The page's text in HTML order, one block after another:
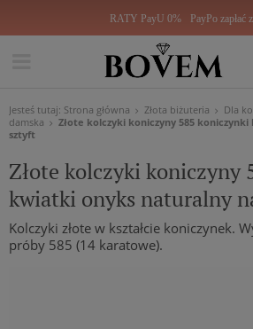
RATY PayU 0% PayPo zapłać
Jesteś tutaj: Strona główna Złota biżuteria Dla
damska
Złote kolczyki koniczyny 585
sztyft
Złote kolczyki koniczyny
kwiatki onyks naturalny
Kolczyki złote w kształcie koniczynek.
próby 585 (14 karatowe).